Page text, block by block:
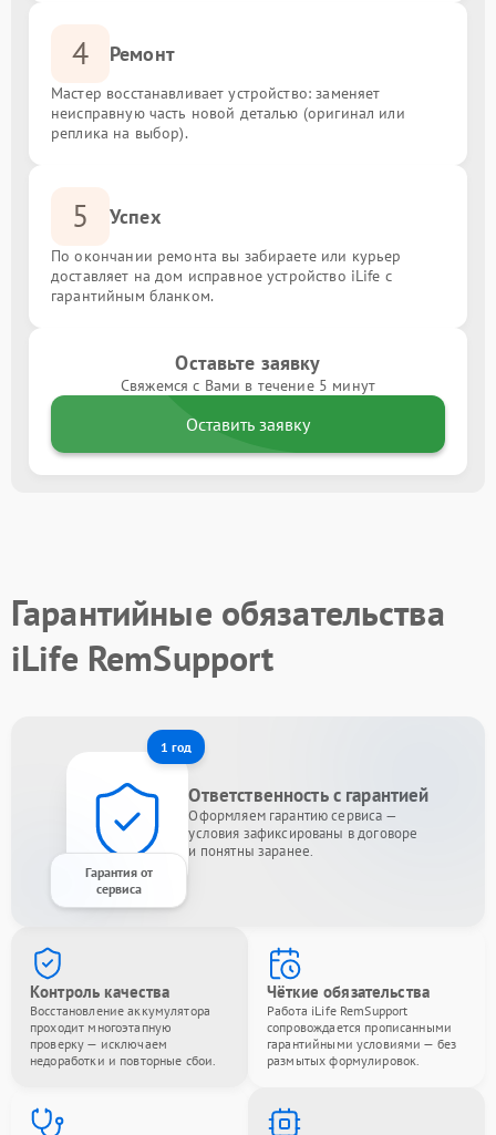
4 Ремонт
Мастер восстанавливает устройство: заменяет
неисправную часть новой деталью (оригинал или
реплика на выбор).
5 Успех
По окончании ремонта вы забираете или курьер
доставляет на дом исправное устройство iLife с
гарантийным бланком.
Оставьте заявку
Свяжемся с Вами в течение 5 минут
Оставить заявку
Гарантийные обязательства
iLife RemSupport
1 год
Гарантия от
сервиса
Ответственность с гарантией
Оформляем гарантию сервиса —
условия зафиксированы в договоре
и понятны заранее.
Контроль качества
Восстановление аккумулятора
проходит многоэтапную
проверку — исключаем
недоработки и повторные сбои.
Чёткие обязательства
Работа iLife RemSupport
сопровождается прописанными
гарантийными условиями — без
размытых формулировок.